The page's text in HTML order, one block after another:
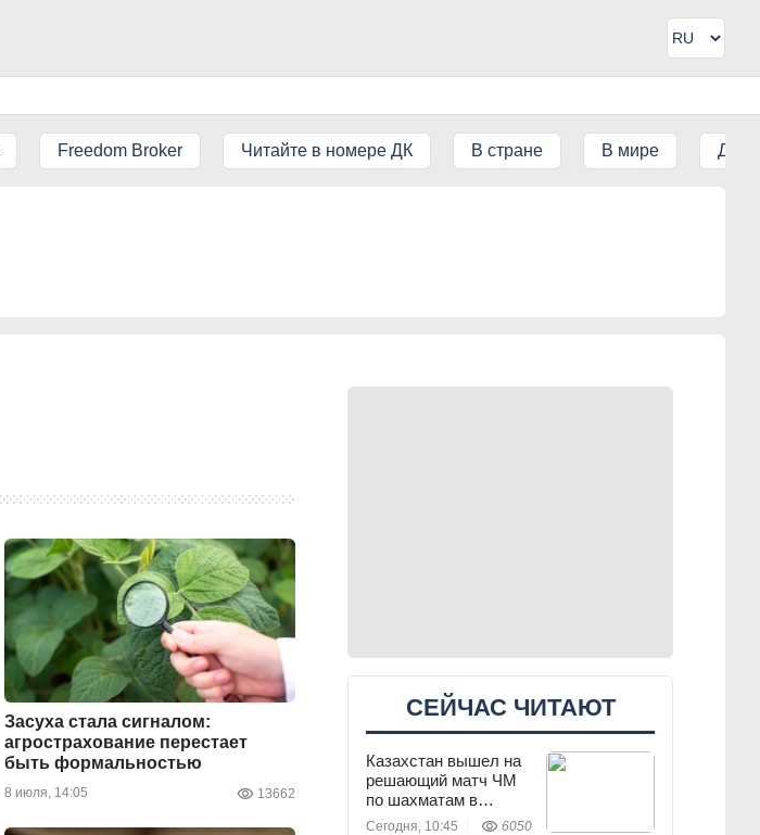
Freedom Broker Читайте в номере ДК В стране В мире ДК IT
Засуха стала сигналом:
агрострахование перестает
быть формальностью
8 июля, 14:05 13662
СЕЙЧАС ЧИТАЮТ
Казахстан вышел на
решающий матч ЧМ
по шахматам в
Алматы
Сегодня, 10:45 6050